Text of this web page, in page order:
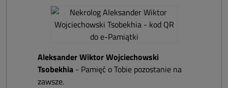
Aleksander Wiktor Wojciechowski
Tsobekhia - Pamięć o Tobie pozostanie na
zawsze.